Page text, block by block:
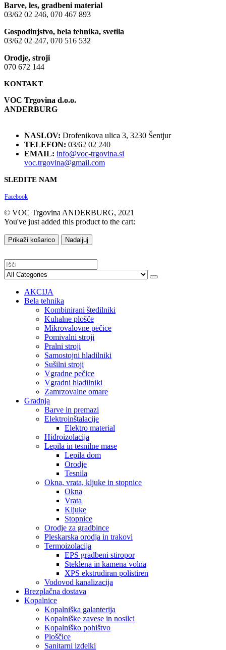
Barve, les, gradbeni material
03/62 02 246, 070 467 893
Gospodinjstvo, bela tehnika, svetila
03/62 02 247, 070 516 532
Orodje, stroji
070 672 144
KONTAKT
VOC Trgovina d.o.o.
ANDERBURG
NASLOV: Drofenikova ulica 3, 3230 Šentjur
TELEFON: 03/62 02 240
EMAIL: info@voc-trgovina.si
voc.trgovina@gmail.com
SLEDITE NAM
Facebook
© VOC Trgovina ANDERBURG, 2021
You've just added this product to the cart:
Prikaži košarico Nadaljuj
AKCIJA
Bela tehnika
Kombinirani štedilniki
Kuhalne plošče
Mikrovalovne pečice
Pomivalni stroji
Pralni stroji
Samostojni hladilniki
Sušilni stroji
Vgradne pečice
Vgradni hladilniki
Zamrzovalne omare
Gradnja
Barve in premazi
Elektroinštalacije
Elektro material
Hidroizolacija
Lepila in tesnilne mase
Lepila dom
Orodje
Tesnila
Okna, vrata, kljuke in stopnice
Okna
Vrata
Kljuke
Stopnice
Orodje za gradbince
Pleskarska orodja in trakovi
Termoizolacija
EPS gradbeni stiropor
Steklena in kamena volna
XPS ekstrudiran polistiren
Vodovod kanalizacija
Brezplačna dostava
Kopalnice
Kopalniška galanterija
Kopalniške zavese in nosilci
Kopalniško pohištvo
Ploščice
Sanitarni izdelki